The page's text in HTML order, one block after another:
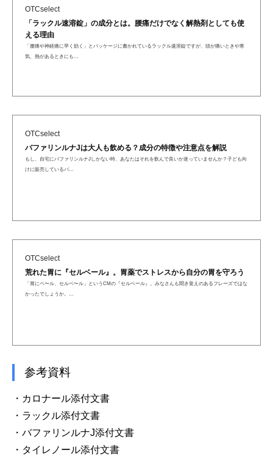
OTCselect
「ラックル速溶錠」の成分とは。腰痛だけでなく解熱剤としても使
える理由
「腰痛や神経痛に早く効く」とパッケージに書かれているラックル速溶錠ですが、頭が痛いときや寒
気、熱があるときにも…
OTCselect
バファリンルナJは大人も飲める？成分の特徴や注意点を解説
もし、自宅にバファリンルナJしかない時、あなたはそれを飲んで良いか迷っていませんか？子ども向
けに販売しているバ…
OTCselect
荒れた胃に『セルベール』。胃薬でストレスから自分の胃を守ろう
「胃にベ〜ル、セルベ〜ル」というCMの『セルベール』。みなさんも聞き覚えのあるフレーズではな
かったでしょうか。…
参考資料
・カロナール添付文書
・ラックル添付文書
・バファリンルナJ添付文書
・タイレノール添付文書